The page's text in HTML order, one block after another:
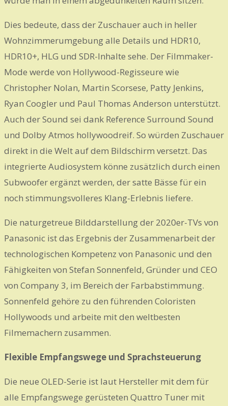
Dies bedeute, dass der Zuschauer auch in heller
Wohnzimmerumgebung alle Details und HDR10,
HDR10+, HLG und SDR-Inhalte sehe. Der Filmmaker-
Mode werde von Hollywood-Regisseure wie
Christopher Nolan, Martin Scorsese, Patty Jenkins,
Ryan Coogler und Paul Thomas Anderson unterstützt.
Auch der Sound sei dank Reference Surround Sound
und Dolby Atmos hollywoodreif. So würden Zuschauer
direkt in die Welt auf dem Bildschirm versetzt. Das
integrierte Audiosystem könne zusätzlich durch einen
Subwoofer ergänzt werden, der satte Bässe für ein
noch stimmungsvolleres Klang-Erlebnis liefere.
Die naturgetreue Bilddarstellung der 2020er-TVs von
Panasonic ist das Ergebnis der Zusammenarbeit der
technologischen Kompetenz von Panasonic und den
Fähigkeiten von Stefan Sonnenfeld, Gründer und CEO
von Company 3, im Bereich der Farbabstimmung.
Sonnenfeld gehöre zu den führenden Coloristen
Hollywoods und arbeite mit den weltbesten
Filmemachern zusammen.
Flexible Empfangswege und Sprachsteuerung
Die neue OLED-Serie ist laut Hersteller mit dem für
alle Empfangswege gerüsteten Quattro Tuner mit